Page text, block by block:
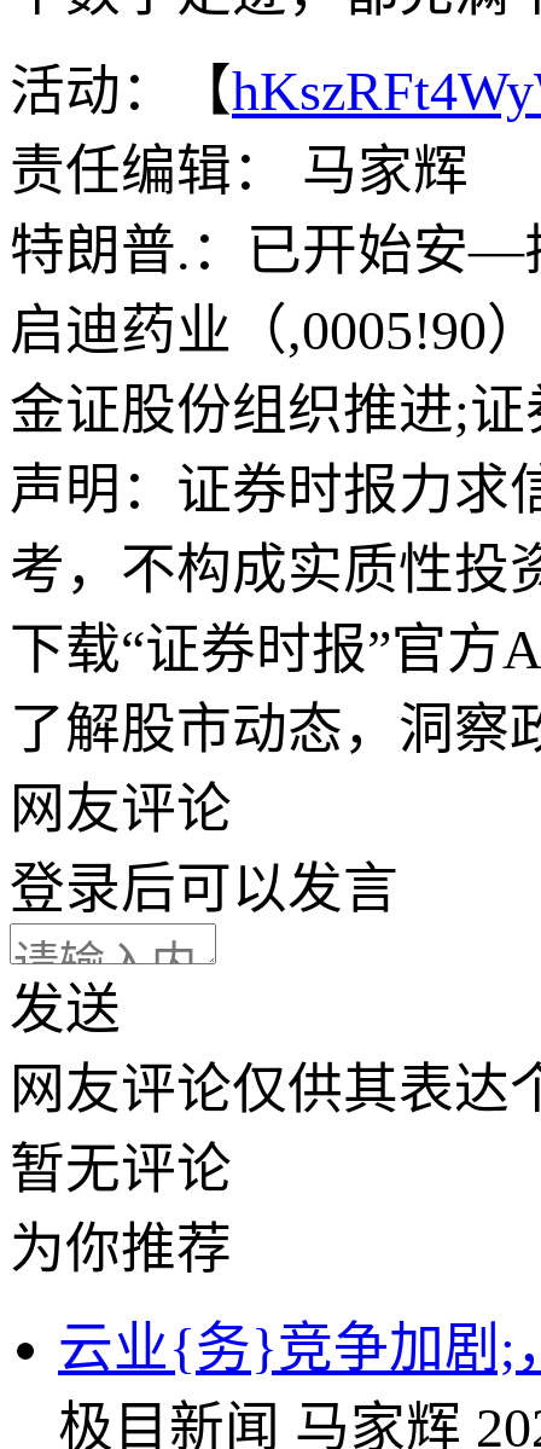
活动：【
责任编辑： 马家辉
特朗普.：已开始安—
启迪药业（,0005!90
金证股份组织推进;
声明：证券时报力求
考，不构成实质性投
下载“证券时报”官方
了解股市动态，洞察
网友评论
登录后可以发言
发送
网友评论仅供其表达
暂无评论
为你推荐
云业{务}竞争加剧;
极目新闻 马家辉